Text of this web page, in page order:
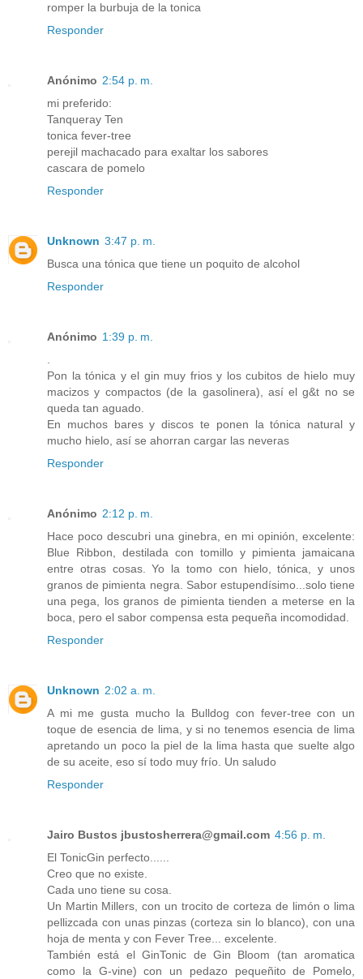
romper la burbuja de la tonica
Responder
Anónimo 2:54 p. m.
mi preferido:
Tanqueray Ten
tonica fever-tree
perejil machacado para exaltar los sabores
cascara de pomelo
Responder
Unknown 3:47 p. m.
Busca una tónica que tiene un poquito de alcohol
Responder
Anónimo 1:39 p. m.
Pon la tónica y el gin muy frios y los cubitos de hielo muy
macizos y compactos (de la gasolinera), así el g&t no se
queda tan aguado.
En muchos bares y discos te ponen la tónica natural y
mucho hielo, así se ahorran cargar las neveras
Responder
Anónimo 2:12 p. m.
Hace poco descubri una ginebra, en mi opinión, excelente:
Blue Ribbon, destilada con tomillo y pimienta jamaicana
entre otras cosas. Yo la tomo con hielo, tónica, y unos
granos de pimienta negra. Sabor estupendísimo...solo tiene
una pega, los granos de pimienta tienden a meterse en la
boca, pero el sabor compensa esta pequeña incomodidad.
Responder
Unknown 2:02 a. m.
A mi me gusta mucho la Bulldog con fever-tree con un
toque de esencia de lima, y si no tenemos esencia de lima
apretando un poco la piel de la lima hasta que suelte algo
de su aceite, eso sí todo muy frío. Un saludo
Responder
Jairo Bustos jbustosherrera@gmail.com 4:56 p. m.
El TonicGin perfecto......
Creo que no existe.
Cada uno tiene su cosa.
Un Martin Millers, con un trocito de corteza de limón o lima
pellizcada con unas pinzas (corteza sin lo blanco), con una
hoja de menta y con Fever Tree... excelente.
También está el GinTonic de Gin Bloom (tan aromatica
como la G-vine) con un pedazo pequeñito de Pomelo,